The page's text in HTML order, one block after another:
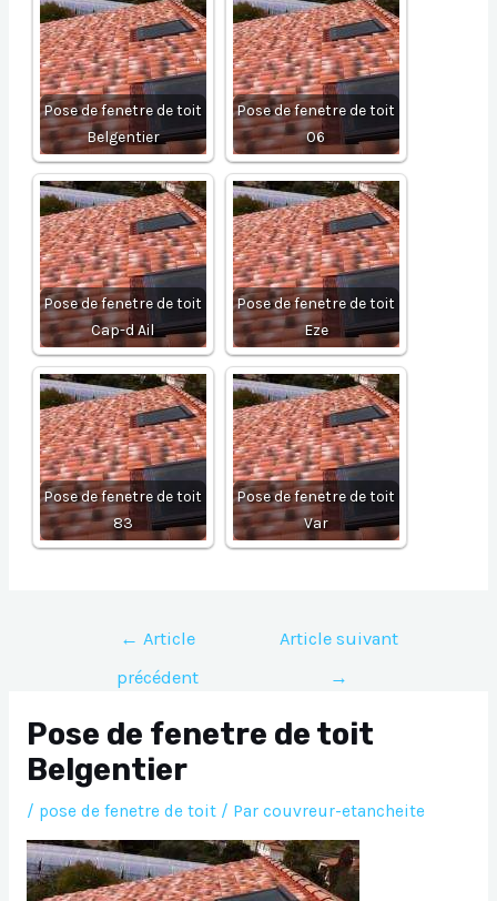
Pose de fenetre de toit
Belgentier
Pose de fenetre de toit
06
Pose de fenetre de toit
Cap-d Ail
Pose de fenetre de toit
Eze
Pose de fenetre de toit
83
Pose de fenetre de toit
Var
l’article
← Article
précédent
Article suivant
→
Pose de fenetre de toit
Belgentier
/ pose de fenetre de toit/ Par couvreur-etancheite